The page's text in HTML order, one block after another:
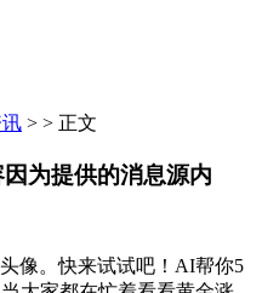
> > 正文
为提供的消息源内​
。快来试试吧！AI帮你5